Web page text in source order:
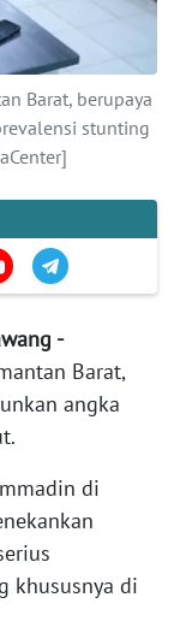
Barat, berupaya
stunting
-
Barat,
angka
di
khususnya di